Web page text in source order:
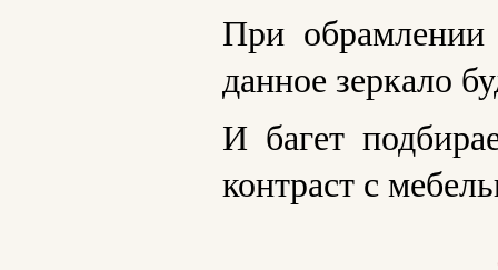
При обрамлении
данное зеркало
И багет
контраст с